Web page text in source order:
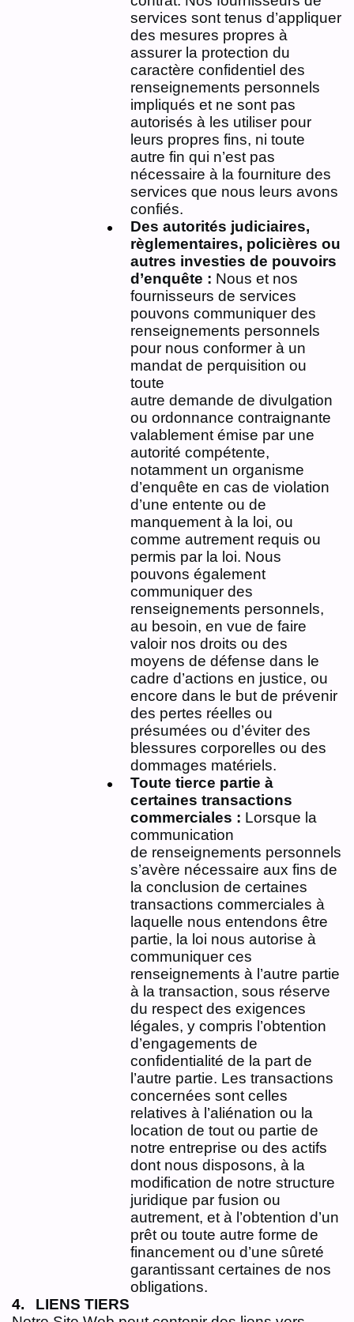
services sont tenus d’appliquer
des mesures propres à
assurer la protection du
caractère confidentiel des
renseignements personnels
impliqués et ne sont pas
autorisés à les utiliser pour
leurs propres fins, ni toute
autre fin qui n’est pas
nécessaire à la fourniture des
services que nous leurs avons
confiés.
Des autorités judiciaires,
règlementaires, policières ou
autres investies de pouvoirs
d’enquête : Nous et nos
fournisseurs de services
pouvons communiquer des
renseignements personnels
pour nous conformer à un
mandat de perquisition ou
toute
autre demande de divulgation
ou ordonnance contraignante
valablement émise par une
autorité compétente,
notamment un organisme
d’enquête en cas de violation
d’une entente ou de
manquement à la loi, ou
comme autrement requis ou
permis par la loi. Nous
pouvons également
communiquer des
renseignements personnels,
au besoin, en vue de faire
valoir nos droits ou des
moyens de défense dans le
cadre d’actions en justice, ou
encore dans le but de prévenir
des pertes réelles ou
présumées ou d’éviter des
blessures corporelles ou des
dommages matériels.
Toute tierce partie à
certaines transactions
commerciales : Lorsque la
communication
de renseignements personnels
s’avère nécessaire aux fins de
la conclusion de certaines
transactions commerciales à
laquelle nous entendons être
partie, la loi nous autorise à
communiquer ces
renseignements à l’autre partie
à la transaction, sous réserve
du respect des exigences
légales, y compris l’obtention
d’engagements de
confidentialité de la part de
l’autre partie. Les transactions
concernées sont celles
relatives à l’aliénation ou la
location de tout ou partie de
notre entreprise ou des actifs
dont nous disposons, à la
modification de notre structure
juridique par fusion ou
autrement, et à l’obtention d’un
prêt ou toute autre forme de
financement ou d’une sûreté
garantissant certaines de nos
obligations.
LIENS TIERS